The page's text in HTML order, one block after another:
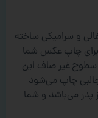
و سرامیکی ساخته
برای چاپ عکس شما
سطوح غیر صاف این
چاپ می‌شود
پدر می‌باشد و شما